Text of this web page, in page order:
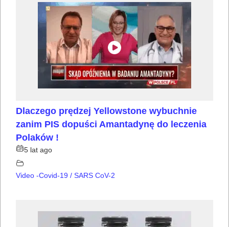
Dlaczego prędzej Yellowstone wybuchnie
zanim PIS dopuści Amantadynę do leczenia
Polaków !
5 lat ago
Video -Covid-19 / SARS CoV-2